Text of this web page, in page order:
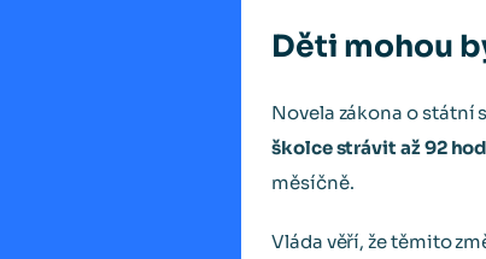
Děti mohou
Novela zákona o státní
školce strávit až 92
měsíčně.
Vláda věří, že těmito